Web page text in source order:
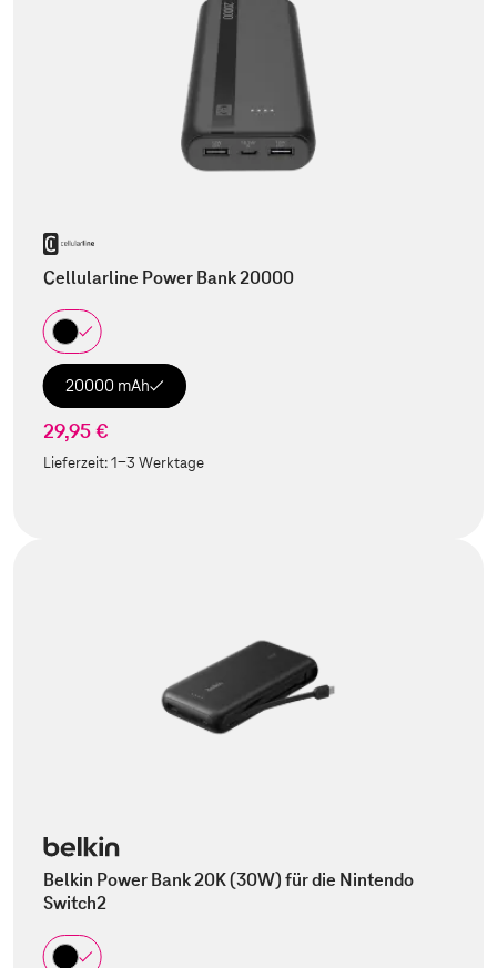
Cellularline Power Bank 20000
20000 mAh
29,95 €
Lieferzeit:1-3 Werktage
Belkin Power Bank 20K (30W) für die Nintendo
Switch2